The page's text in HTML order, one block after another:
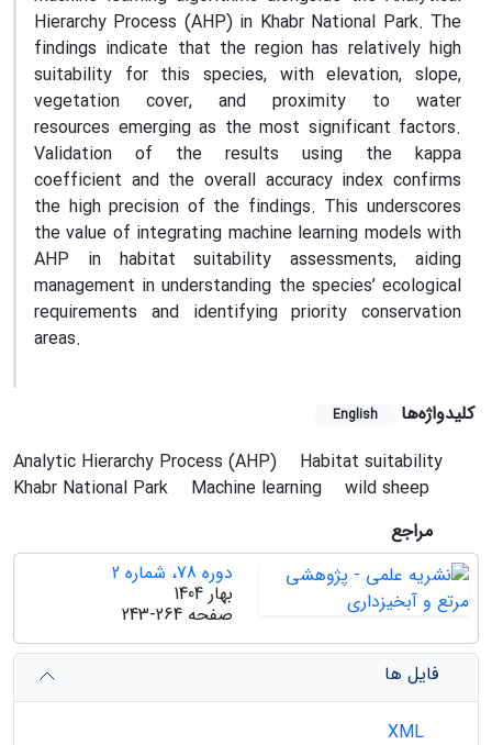
Hierarchy Process (AHP) in Khabr National Park. The
findings indicate that the region has relatively high
suitability for this species, with elevation, slope,
vegetation cover, and proximity to water
resources emerging as the most significant factors.
Validation of the results using the kappa
coefficient and the overall accuracy index confirms
the high precision of the findings. This underscores
the value of integrating machine learning models with
AHP in habitat suitability assessments, aiding
management in understanding the species’ ecological
requirements and identifying priority conservation
areas.
کلیدواژه‌ها English
Analytic Hierarchy Process (AHP)
Habitat suitability
Khabr National Park
Machine learning
wild sheep
مراجع
دوره 78، شماره 2
بهار 1404
صفحه 243-264
فایل ها